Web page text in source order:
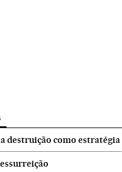
destruição como estratégia